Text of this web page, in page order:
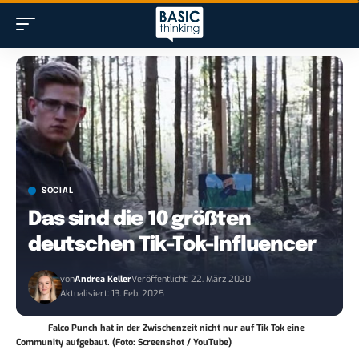
SOCIAL
Das sind die 10 größten
deutschen Tik-Tok-Influencer
vonAndrea KellerVeröffentlicht: 22. März 2020
Aktualisiert: 13. Feb. 2025
Falco Punch hat in der Zwischenzeit nicht nur auf Tik Tok eine
Community aufgebaut. (Foto: Screenshot / YouTube)